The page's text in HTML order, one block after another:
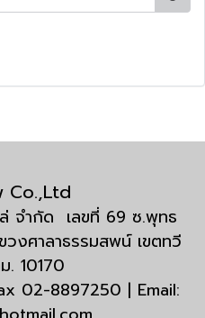
Co.,Ltd
จำกัด เลขที่ 69 ซ.พุทธ
งศาลาธรรมสพน์ เขตทวี
10170
02-8897250 | Email: